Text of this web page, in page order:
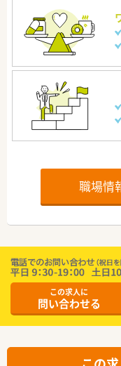
職場情
この求人に
問い合わせる